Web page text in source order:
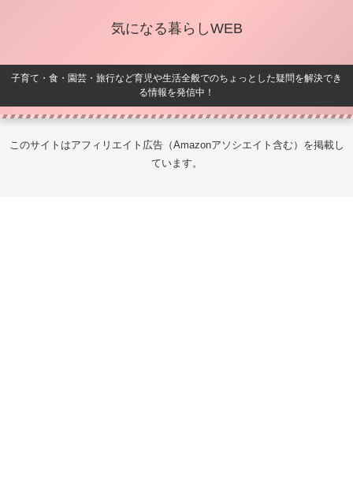
気になる暮らしWEB
子育て・食・園芸・旅行など育児や生活全般でのちょっとした疑問を解決でき
る情報を発信中！
このサイトはアフィリエイト広告（Amazonアソシエイト含む）を掲載し
ています。